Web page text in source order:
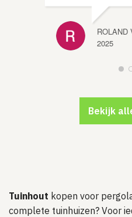
ROLAND
2025
Bekijk
Tuinhout kopen voor
complete tuinhuizen? Voor